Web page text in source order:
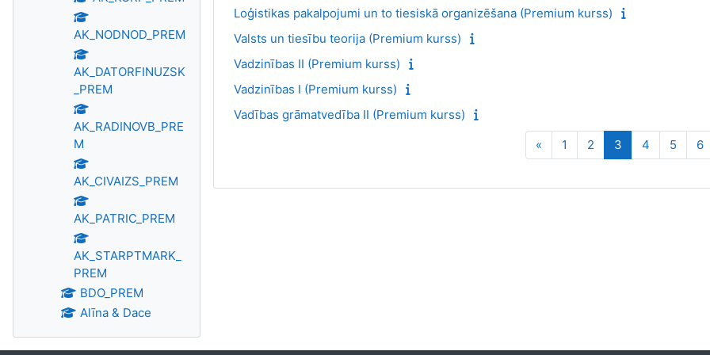
Loģistikas pakalpojumi un to tiesiskā organizēšana (Premium kurss)
Valsts un tiesību teorija (Premium kurss)
Vadzinības II (Premium kurss)
Vadzinības I (Premium kurss)
Vadības grāmatvedība II (Premium kurss)
«Iepriekšējā lapa
1 Lapa 1
2Lapa 2
3Lapa 3
4Lapa 4
5Lapa 5
6
AK_NODNOD_PREM
AK_DATORFINUZSK
_PREM
AK_RADINOVB_PRE
M
AK_CIVAIZS_PREM
AK_PATRIC_PREM
AK_STARPTMARK_
PREM
BDO_PREM
Alīna & Dace